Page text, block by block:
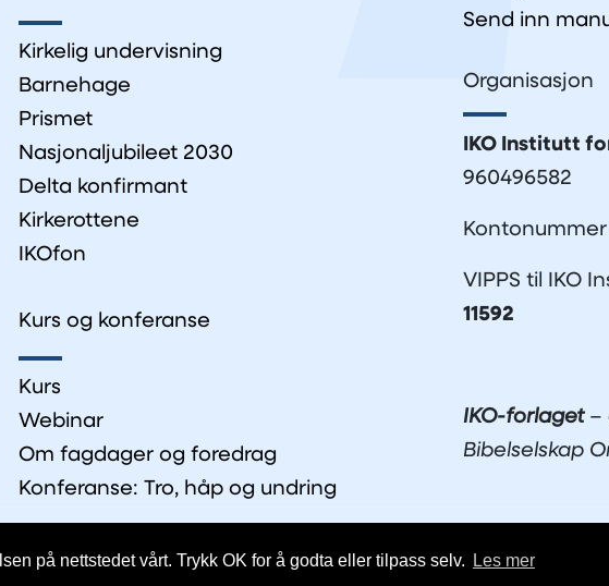
på nettstedet vårt. Trykk OK for å godta eller tilpass selv. Les mer
Kirkelig undervisning
Barnehage
Prismet
Nasjonaljubileet 2030
Delta konfirmant
Kirkerottene
IKOfon
Kurs og konferanse
Kurs
Webinar
Om fagdager og foredrag
Konferanse: Tro, håp og undring
Send inn
Organisasjon
IKO Institutt
960496582
VIPPS til IKO
11592
IKO-forlaget–
Bibelselskap